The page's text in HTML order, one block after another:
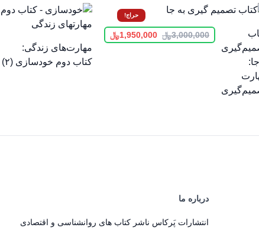
حراج!
3,000,000﷼Original
price
1,950,000﷼
Current
price
مهارت‌های زندگی:
کتاب دوم خودسازی (۲)
درباره ما
انتشارات پَرکاس ناشر کتاب های روانشناسی و اقتصادی